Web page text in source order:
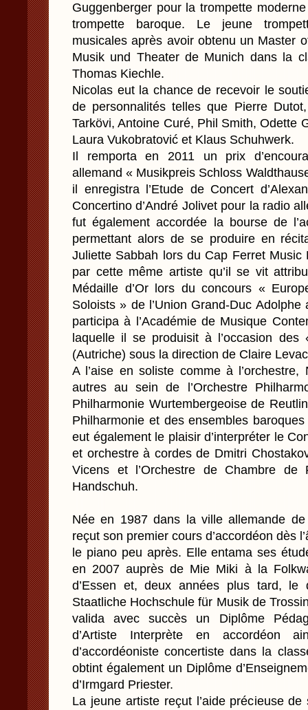
Guggenberger pour la trompette
trompette baroque. Le jeune
musicales après avoir obtenu un Master
Musik und Theater de Munich dans la
Thomas Kiechle.
Nicolas eut la chance de recevoir le
de personnalités telles que Pierre
Tarkövi, Antoine Curé, Phil Smith, Odette
Laura Vukobratović et Klaus Schuhwerk.
Il remporta en 2011 un prix
allemand « Musikpreis Schloss
il enregistra l’Etude de Concert
Concertino d’André Jolivet pour la radio
fut également accordée la bourse de
permettant alors de se produire en
Juliette Sabbah lors du Cap Ferret Music
par cette même artiste qu’il se vit
Médaille d’Or lors du concours «
Soloists » de l’Union Grand-Duc
participa à l’Académie de Musique
laquelle il se produisit à l’occasion
(Autriche) sous la direction de Claire
A l’aise en soliste comme à
autres au sein de l’Orchestre
Philharmonie Wurtembergeoise de
Philharmonie et des ensembles
eut également le plaisir d’interpréter le
et orchestre à cordes de Dmitri
Vicens et l’Orchestre de Chambre de
Handschuh.
Née en 1987 dans la ville allemande
reçut son premier cours d’accordéon dès
le piano peu après. Elle entama ses
en 2007 auprès de Mie Miki à la
d’Essen et, deux années plus tard,
Staatliche Hochschule für Musik de
valida avec succès un Diplôme
d’Artiste Interprète en accordéon
d’accordéoniste concertiste dans la
obtint également un Diplôme
d’Irmgard Priester.
La jeune artiste reçut l’aide précieuse